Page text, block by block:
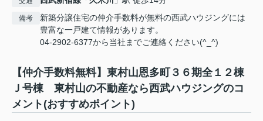
備考
新築分譲住宅の仲介手数料が無料の西武ハウジングには
豊富な一戸建て情報があります。
04-2902-6377から当社までご連絡ください(^_^)
【仲介手数料無料】東村山恩多町３６期全１２棟
Ｊ号棟 東村山の不動産なら西武ハウジングのコ
メント(おすすめポイント)